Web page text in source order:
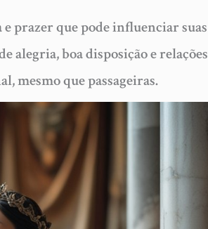
prazer que pode influenciar suas
alegria, boa disposição e relações
mesmo que passageiras.